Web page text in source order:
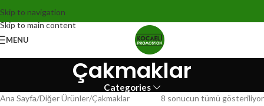
Skip to navigation
Skip to main content
MENU
Çakmaklar
Categories
Ana Sayfa Diğer Ürünler Çakmaklar 8 sonucun tümü gösteriliyor